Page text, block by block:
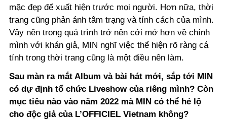
mặc đẹp để xuất hiện trước mọi người. Hơn nữa, thời
trang cũng phản ánh tâm trạng và tính cách của mình.
Vậy nên trong quá trình trở nên cởi mở hơn về chính
mình với khán giả, MIN nghĩ việc thể hiện rõ ràng cá
tính trong thời trang cũng là một điều nên làm.
Sau màn ra mắt Album và bài hát mới, sắp tới MIN
có dự định tổ chức Liveshow của riêng mình? Còn
mục tiêu nào vào năm 2022 mà MIN có thể hé lộ
cho độc giả của L’OFFICIEL Vietnam không?